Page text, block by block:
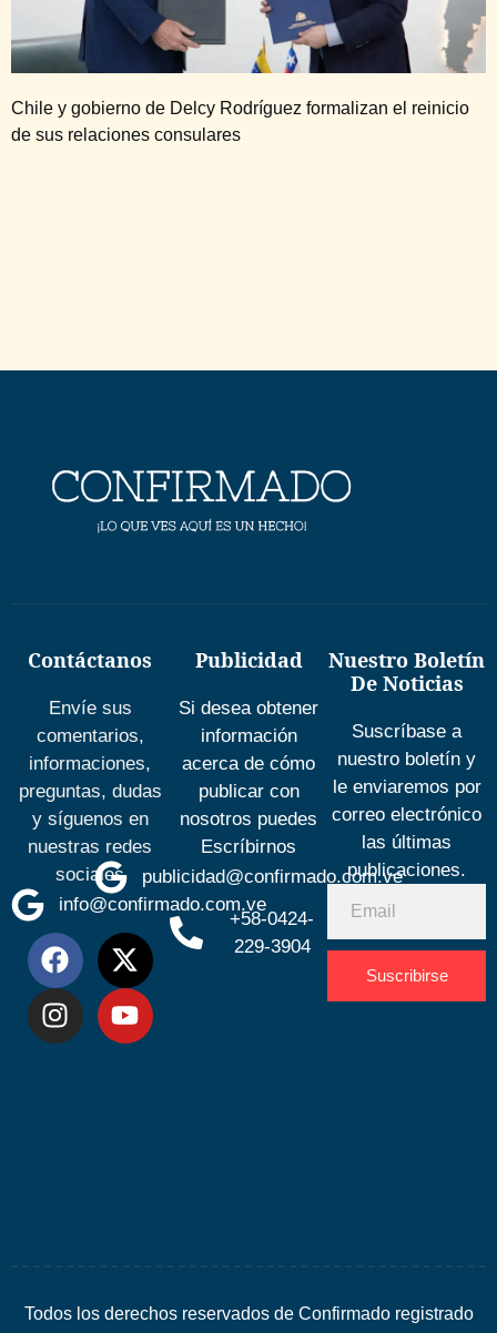
Chile y gobierno de Delcy Rodríguez formalizan el reinicio
de sus relaciones consulares
Contáctanos
Envíe sus
comentarios,
informaciones,
preguntas, dudas
y síguenos en
nuestras redes
sociales
info@confirmado.com.ve
Publicidad
Si desea obtener
información
acerca de cómo
publicar con
nosotros puedes
Escríbirnos
publicidad@confirmado.com.ve
+58-0424-
229-3904
Nuestro Boletín
De Noticias
Suscríbase a
nuestro boletín y
le enviaremos por
correo electrónico
las últimas
publicaciones.
Suscribirse
Todos los derechos reservados de Confirmado registrado